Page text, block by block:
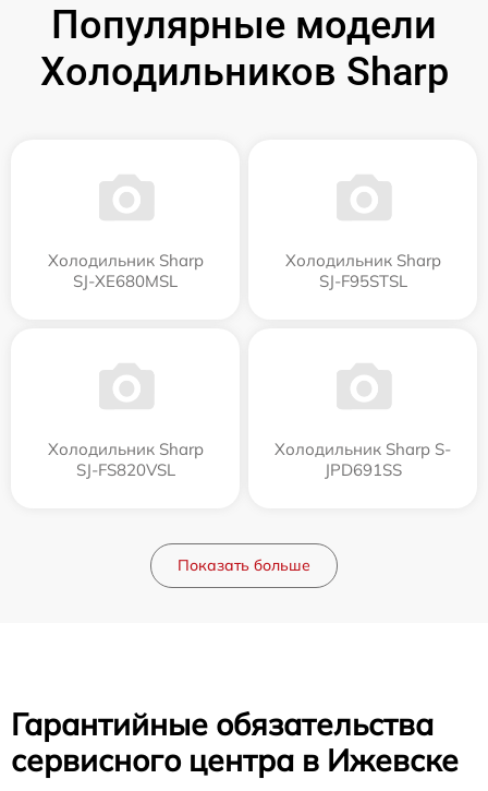
Популярные модели
Холодильников Sharp
Холодильник Sharp
SJ-XE680MSL
Холодильник Sharp
SJ-F95STSL
Холодильник Sharp
SJ-FS820VSL
Холодильник Sharp S-
JPD691SS
Показать больше
Гарантийные обязательства
сервисного центра в Ижевске